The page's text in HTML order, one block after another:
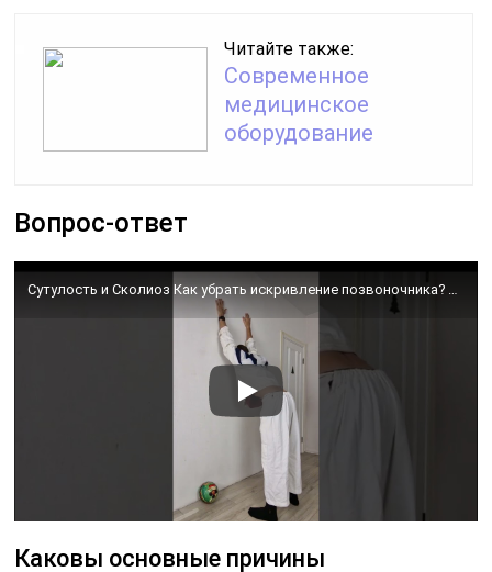
Читайте также:
Современное
медицинское
оборудование
Вопрос-ответ
Каковы основные причины